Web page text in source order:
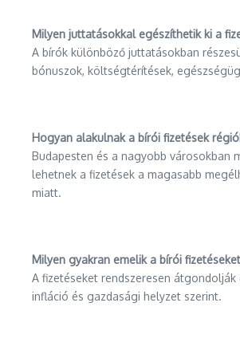
Milyen juttatásokkal egészíthetik ki a
A bírók különböző juttatásokban
bónuszok, költségtérítések,
Hogyan alakulnak a bírói fizetések
Budapesten és a nagyobb városokban
lehetnek a fizetések a magasabb
miatt.
Milyen gyakran emelik a bírói
A fizetéseket rendszeresen átgondolják
infláció és gazdasági helyzet szerint.